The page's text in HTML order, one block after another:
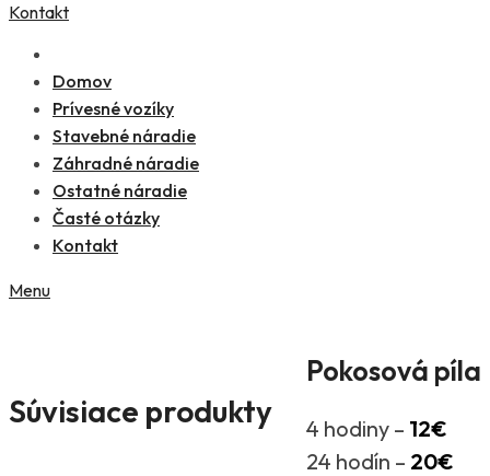
Kontakt
Domov
Prívesné vozíky
Stavebné náradie
Záhradné náradie
Ostatné náradie
Časté otázky
Kontakt
Menu
Pokosová píla
4 hodiny – 12€
24 hodín – 20€
Súvisiace produkty